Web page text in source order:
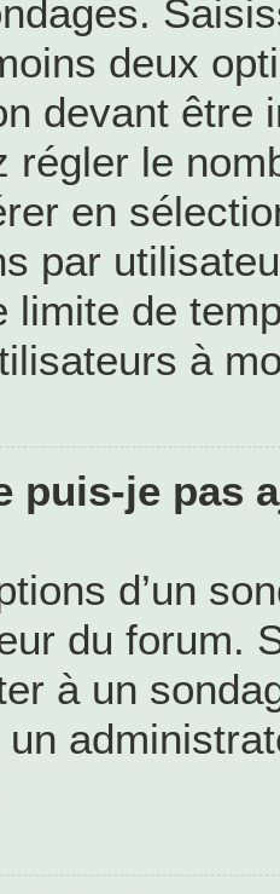
deux
devant être
régler le
en
par
limite de
à
puis-je pas
d’un
du forum.
à un